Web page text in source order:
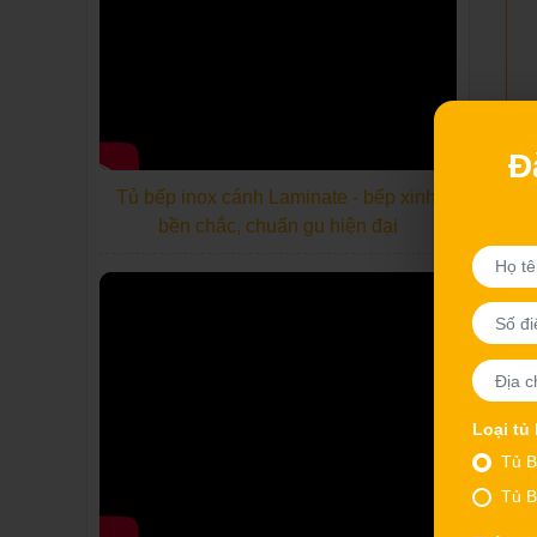
Tủ bếp inox cánh Laminate - bếp xinh,
bền chắc, chuẩn gu hiện đại
Loại tủ
Tủ
Tủ